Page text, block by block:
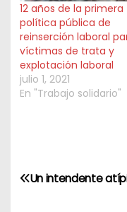
12 años de la primera
política pública de
reinserción laboral
víctimas de trata y
explotación laboral
julio 1, 2021
En "Trabajo solidario"
NUn intendente